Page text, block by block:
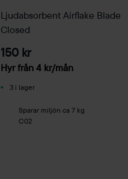
Ljudabsorbent Airflake Blade
Closed
150 kr
Hyr från 4 kr/mån
3 i lager
Sparar miljön ca 7 kg
C02